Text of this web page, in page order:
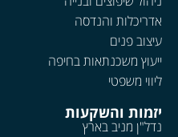
אדריכלות והנדסה
עיצוב פנים
ייעוץ משכנתאות בחיפה
ליווי משפטי
יזמות והשקעות
נדל"ן מניב בארץ